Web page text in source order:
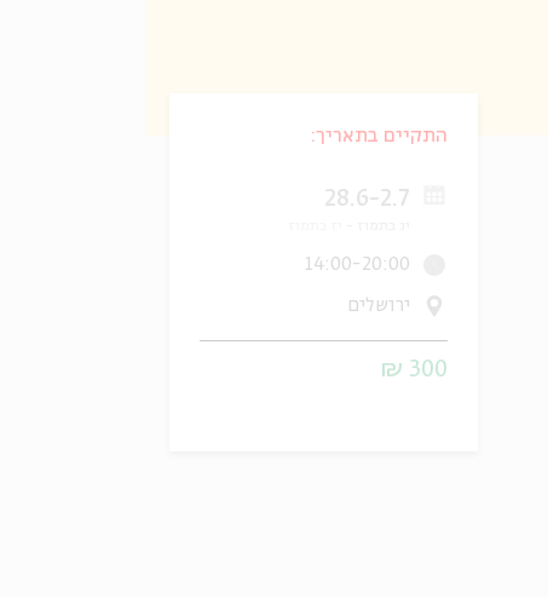
התקיים בתאריך:
28.6-2.7
14:00-20:00
ירושלים
300 ₪